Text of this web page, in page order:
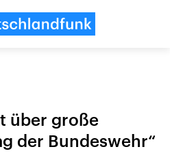
über große
der Bundeswehr“